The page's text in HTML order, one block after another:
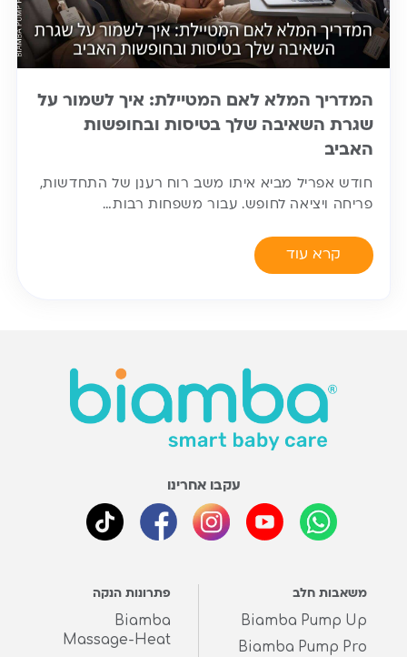
המדריך המלא לאם המטיילת: איך לשמור על
שגרת השאיבה שלך בטיסות ובחופשות
האביב
חודש אפריל מביא איתו משב רוח רענן של התחדשות,
פריחה ויציאה לחופש. עבור משפחות רבות…
קרא עוד
עקבו אחרינו
משאבות חלב
Biamba Pump Up
Biamba Pump Pro
פתרונות הנקה
Biamba
Massage-Heat